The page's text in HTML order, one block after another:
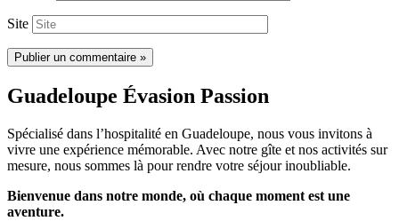
Site
Guadeloupe Évasion Passion
Spécialisé dans l’hospitalité en Guadeloupe, nous vous invitons à
vivre une expérience mémorable. Avec notre gîte et nos activités sur
mesure, nous sommes là pour rendre votre séjour inoubliable.
Bienvenue dans notre monde, où chaque moment est une
aventure.